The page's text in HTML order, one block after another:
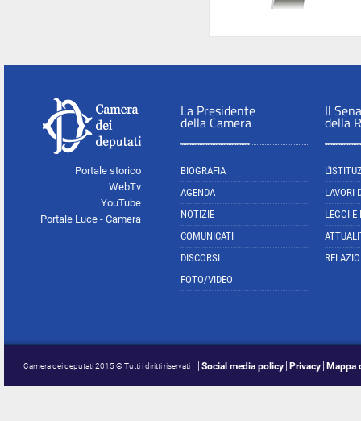
Portale storico
WebTv
YouTube
Portale Luce - Camera
La Presidente
della Camera
BIOGRAFIA
AGENDA
NOTIZIE
COMUNICATI
DISCORSI
FOTO/VIDEO
Il
della
LAVORI
LEGGI E
Camera dei deputati 2015 © Tutti i diritti riservati Social media policy Privacy Mappa